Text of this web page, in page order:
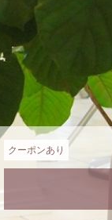
クーポンあり